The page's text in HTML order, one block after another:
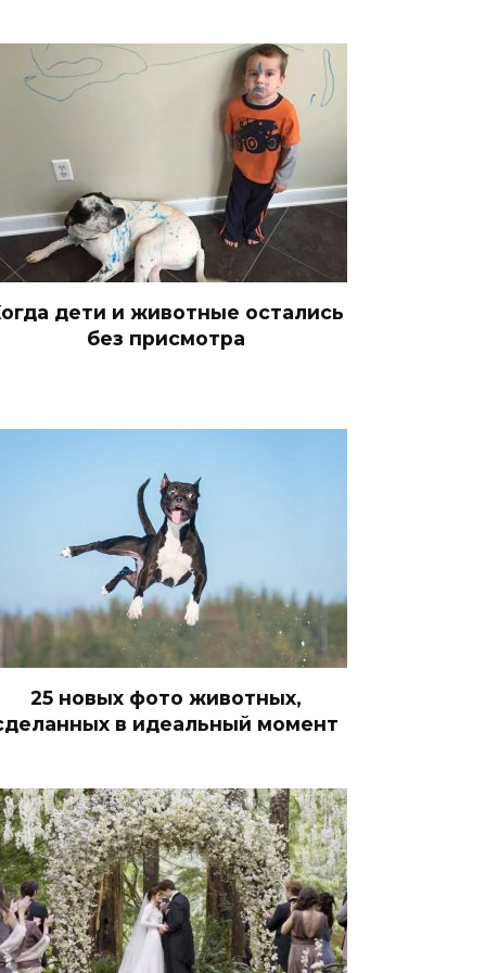
дети и животные остались
без присмотра
25 новых фото животных,
в идеальный момент